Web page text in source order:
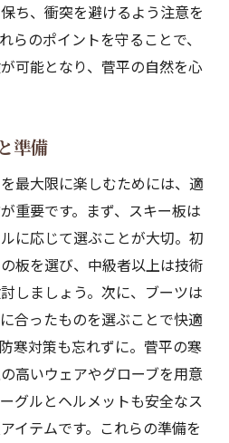
ち、衝突を避けるよう注意を
らのポイントを守ることで、
可能となり、菅平の自然を心
準備
最大限に楽しむためには、適
重要です。まず、スキー板は
に応じて選ぶことが大切。初
板を選び、中級者以上は技術
しましょう。次に、ブーツは
合ったものを選ぶことで快適
寒対策も忘れずに。菅平の寒
高いウェアやグローブを用意
グルとヘルメットも安全なス
イテムです。これらの準備を